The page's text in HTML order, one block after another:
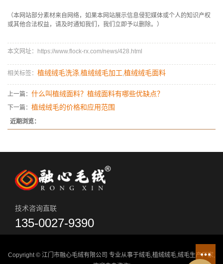
（本网站部分素材来自网络，如果本网站展示信息侵犯媒体或个人的知识产权
或其他合法权益，请及时通知我们，我们立即予以删除。）
本文网址：https://www.flock-rx.com/news/428.html
相关标签： 植绒绒毛洗涤,植绒绒毛加工,植绒绒毛面料
上一篇： 什么叫植绒面料？植绒面料有哪些优缺点？
下一篇： 植绒绒毛的价格和应用范围
近期浏览：
技术咨询直联
135-0027-9390
Copyright © 江门市融心毛绒有限公司 专业从事于绒毛,植绒绒毛,绒毛生产厂家,